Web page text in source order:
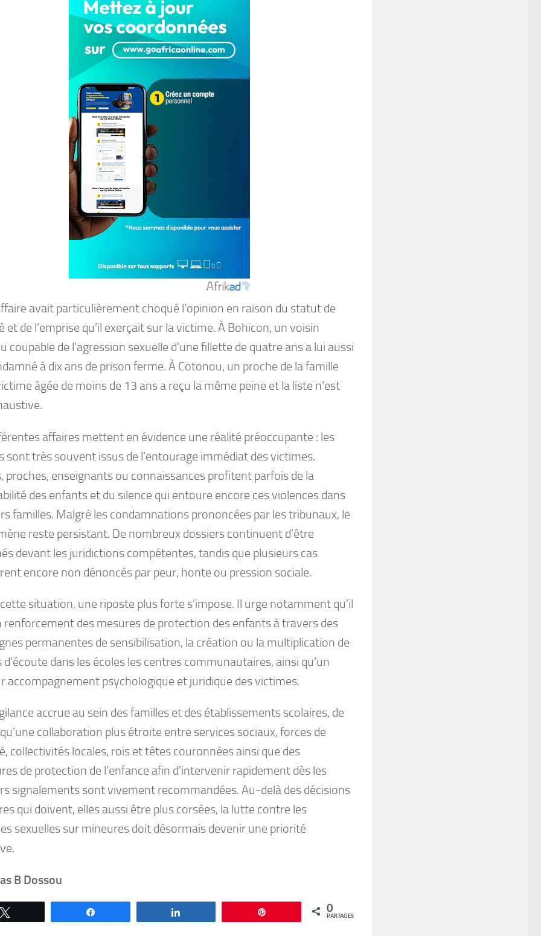
avait particulièrement choqué l’opinion en raison du statut de
et de l’emprise qu’il exerçait sur la victime. À Bohicon, un voisin
coupable de l’agression sexuelle d’une fillette de quatre ans a lui aussi
à dix ans de prison ferme. À Cotonou, un proche de la famille
âgée de moins de 13 ans a reçu la même peine et la liste n’est
affaires mettent en évidence une réalité préoccupante : les
sont très souvent issus de l’entourage immédiat des victimes.
proches, enseignants ou connaissances profitent parfois de la
des enfants et du silence qui entoure encore ces violences dans
familles. Malgré les condamnations prononcées par les tribunaux, le
reste persistant. De nombreux dossiers continuent d’être
devant les juridictions compétentes, tandis que plusieurs cas
encore non dénoncés par peur, honte ou pression sociale.
situation, une riposte plus forte s’impose. Il urge notamment qu’il
renforcement des mesures de protection des enfants à travers des
permanentes de sensibilisation, la création ou la multiplication de
d’écoute dans les écoles les centres communautaires, ainsi qu’un
accompagnement psychologique et juridique des victimes.
accrue au sein des familles et des établissements scolaires, de
collaboration plus étroite entre services sociaux, forces de
collectivités locales, rois et têtes couronnées ainsi que des
de protection de l’enfance afin d’intervenir rapidement dès les
signalements sont vivement recommandées. Au-delà des décisions
qui doivent, elles aussi être plus corsées, la lutte contre les
sexuelles sur mineures doit désormais devenir une priorité
B Dossou
0
PARTAGES